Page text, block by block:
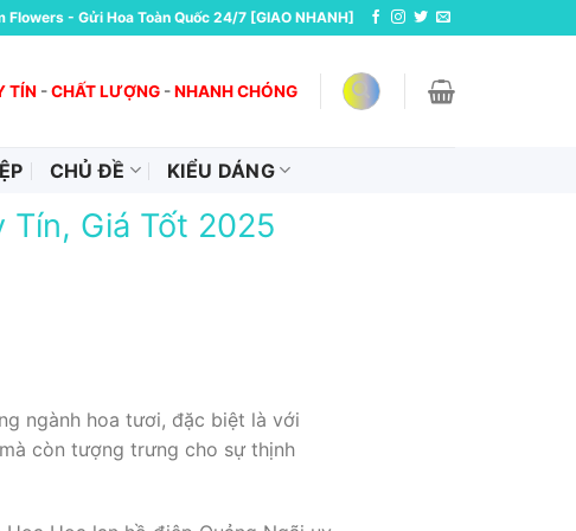
Flowers - Gửi Hoa Toàn Quốc 24/7 [GIAO NHANH]
TÍN -CHẤT LƯỢNG -NHANH CHÓNG
CHỦ ĐỀ KIỂU DÁNG
Giá Tốt 2025
ngành hoa tươi, đặc biệt là với
còn tượng trưng cho sự thịnh